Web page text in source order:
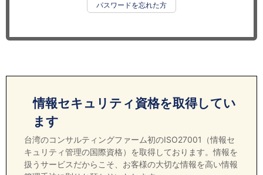
パスワードを忘れた方
情報セキュリティ資格を取得してい
ます
台湾のコンサルティングファーム初のISO27001（情報セ
キュリティ管理の国際資格）を取得しております。情報を
扱うサービスだからこそ、お客様の大切な情報を高い情報